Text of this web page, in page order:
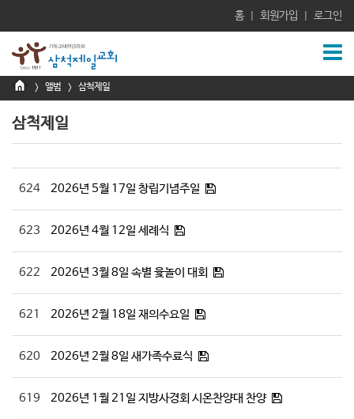
홈 회원가입 로그인
> 앨범 > 삼척제일
삼척제일
624 2026년 5월 17일 창립기념주일
623 2026년 4월 12일 세례식
622 2026년 3월 8일 속별 윷놀이 대회
621 2026년 2월 18일 재의수요일
620 2026년 2월 8일 새가족수료식
619 2026년 1월 21일 지방사경회 시온찬양대 찬양